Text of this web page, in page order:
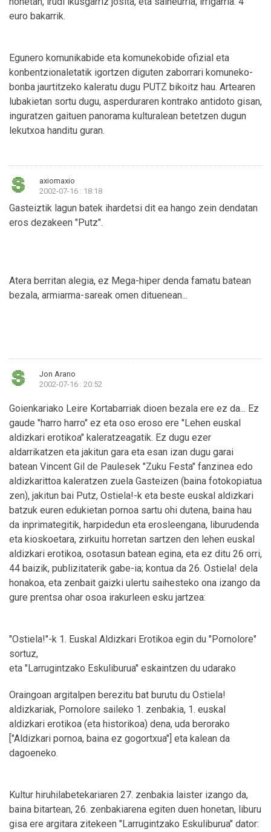
euro bakarrik.
Egunero komunikabide eta komunekobide ofizial eta
konbentzionaletatik igortzen diguten zaborrari komuneko-
bonba jaurtitzeko kaleratu dugu PUTZ bikoitz hau. Artearen
lubakietan sortu dugu, asperduraren kontrako antidoto gisan,
inguratzen gaituen panorama kulturalean betetzen dugun
lekutxoa handitu guran.
axiomaxio
2002-07-16 : 18:18
Gasteiztik lagun batek ihardetsi dit ea hango zein dendatan
eros dezakeen "Putz".
Atera berritan alegia, ez Mega-hiper denda famatu batean
bezala, armiarma-sareak omen dituenean...
Jon Arano
2002-07-16 : 20:52
Goienkariako Leire Kortabarriak dioen bezala ere ez da... Ez
gaude "harro harro" ez eta oso eroso ere "Lehen euskal
aldizkari erotikoa" kaleratzeagatik. Ez dugu ezer
aldarrikatzen eta jakitun gara eta esan izan dugu garai
batean Vincent Gil de Paulesek "Zuku Festa" fanzinea edo
aldizkarittoa kaleratzen zuela Gasteizen (baina fotokopiatua
zen), jakitun bai Putz, Ostiela!-k eta beste euskal aldizkari
batzuk euren edukietan pornoa sartu ohi dutena, baina hau
da inprimategitik, harpidedun eta erosleengana, liburudenda
eta kioskoetara, zirkuitu horretan sartzen den lehen euskal
aldizkari erotikoa, osotasun batean egina, eta ez ditu 26 orri,
44 baizik, publizitaterik gabe-ia; kontua da 26. Ostiela! dela
honakoa, eta zenbait gaizki ulertu saihesteko ona izango da
gure prentsa ohar osoa irakurleen esku jartzea:
"Ostiela!"-k 1. Euskal Aldizkari Erotikoa egin du "Pornolore"
sortuz,
eta "Larrugintzako Eskuliburua" eskaintzen du udarako
Oraingoan argitalpen berezitu bat burutu du Ostiela!
aldizkariak, Pornolore saileko 1. zenbakia, 1. euskal
aldizkari erotikoa (eta historikoa) dena, uda berorako
["Aldizkari pornoa, baina ez gogortxua"] eta kalean da
dagoeneko.
Kultur hiruhilabetekariaren 27. zenbakia laister izango da,
baina bitartean, 26. zenbakiarena egiten duen honetan, liburu
gisa ere argitara zitekeen "Larrugintzako Eskuliburua" dator: